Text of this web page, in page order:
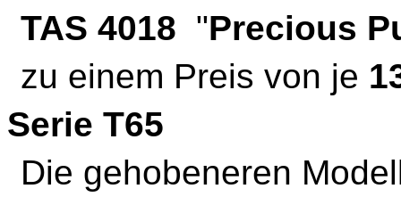
TAS 4018 "Precious
zu einem Preis von je
Serie T65
Die gehobeneren